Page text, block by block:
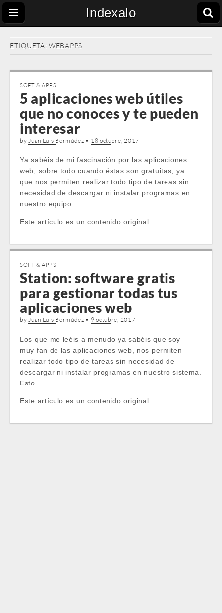
Indexalo
ETIQUETA: WEBAPPS
SOFT & APPS
5 aplicaciones web útiles
que no conoces y te pueden
interesar
byJuan Luis Bermúdez • 18 octubre, 2017
Ya sabéis de mi fascinación por las aplicaciones
web, sobre todo cuando éstas son gratuitas, ya
que nos permiten realizar todo tipo de tareas sin
necesidad de descargar ni instalar programas en
nuestro equipo....
Este artículo es un contenido original …
SOFT & APPS
Station: software gratis
para gestionar todas tus
aplicaciones web
byJuan Luis Bermúdez • 9 octubre, 2017
Los que me leéis a menudo ya sabéis que soy
muy fan de las aplicaciones web, nos permiten
realizar todo tipo de tareas sin necesidad de
descargar ni instalar programas en nuestro sistema.
Esto...
Este artículo es un contenido original …